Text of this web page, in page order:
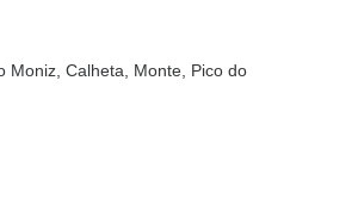
Moniz , Calheta , Monte , Pico do